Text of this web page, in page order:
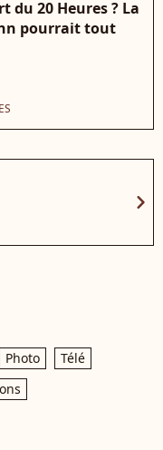
du 20 Heures ? La
pourrait tout
chevron_right
Photo
Télé